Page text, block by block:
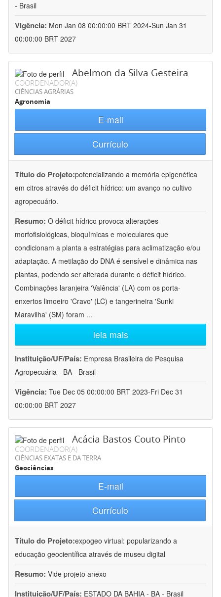
- Brasil
Vigência: Mon Jan 08 00:00:00 BRT 2024-Sun Jan 31
00:00:00 BRT 2027
Abelmon da Silva Gesteira
COORDENADOR(A)
CIÊNCIAS AGRÁRIAS
Agronomia
E-mail
Currículo
Título do Projeto:potencializando a memória epigenética
em citros através do déficit hídrico: um avanço no cultivo
agropecuário.
Resumo: O déficit hídrico provoca alterações
morfofisiológicas, bioquímicas e moleculares que
condicionam a planta a estratégias para aclimatização e/ou
adaptação. A metilação do DNA é sensível e dinâmica nas
plantas, podendo ser alterada durante o déficit hídrico.
Combinações laranjeira 'Valência' (LA) com os porta-
enxertos limoeiro 'Cravo' (LC) e tangerineira 'Sunki
Maravilha' (SM) foram ...
leia mais
Instituição/UF/País: Empresa Brasileira de Pesquisa
Agropecuária - BA - Brasil
Vigência: Tue Dec 05 00:00:00 BRT 2023-Fri Dec 31
00:00:00 BRT 2027
Acácia Bastos Couto Pinto
COORDENADOR(A)
CIÊNCIAS EXATAS E DA TERRA
Geociências
E-mail
Currículo
Título do Projeto:expogeo virtual: popularizando a
educação geocientífica através de museu digital
Resumo: Vide projeto anexo
Instituição/UF/País: ESTADO DA BAHIA - BA - Brasil